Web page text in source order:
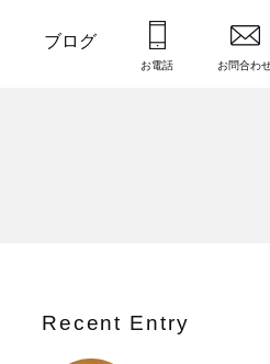
ブログ
お電話 お問合わ
Recent Entry